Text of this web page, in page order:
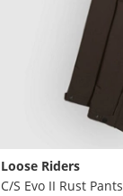
Loose Riders
C/S Evo II Rust Pants